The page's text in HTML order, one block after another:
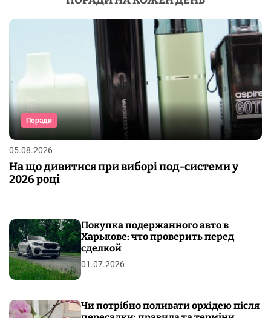
Поради
05.08.2026
На що дивитися при виборі под-системи у
2026 році
Покупка подержанного авто в
Харькове: что проверить перед
сделкой
01.07.2026
Чи потрібно поливати орхідею після